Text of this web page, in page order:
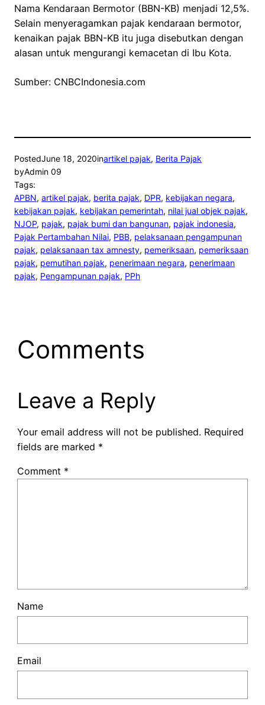
Nama Kendaraan Bermotor (BBN-KB) menjadi 12,5%.
Selain menyeragamkan pajak kendaraan bermotor,
kenaikan pajak BBN-KB itu juga disebutkan dengan
alasan untuk mengurangi kemacetan di Ibu Kota.
Sumber: CNBCIndonesia.com
PostedJune 18, 2020inartikel pajak, Berita Pajak
byAdmin 09
Tags:
APBN, artikel pajak, berita pajak, DPR, kebijakan negara
kebijakan pajak, kebijakan pemerintah, nilai jual objek pajak
NJOP, pajak, pajak bumi dan bangunan, pajak indonesia
Pajak Pertambahan Nilai, PBB, pelaksanaan pengampunan
pajak, pelaksanaan tax amnesty, pemeriksaan, pemeriksaan
pajak, pemutihan pajak, penerimaan negara, penerimaan
pajak, Pengampunan pajak, PPh
Comments
Leave a Reply
Your email address will not be published. Required
fields are marked *
Comment *
Name
Email